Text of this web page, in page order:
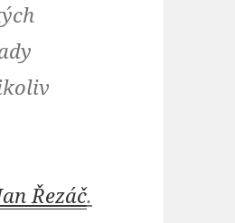
Řezáč.